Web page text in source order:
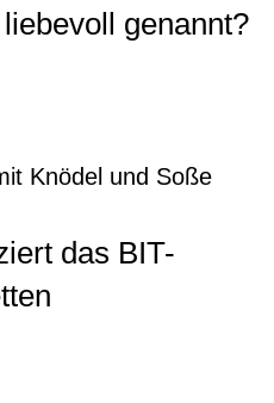
genannt?
Knödel und Soße
das BIT-